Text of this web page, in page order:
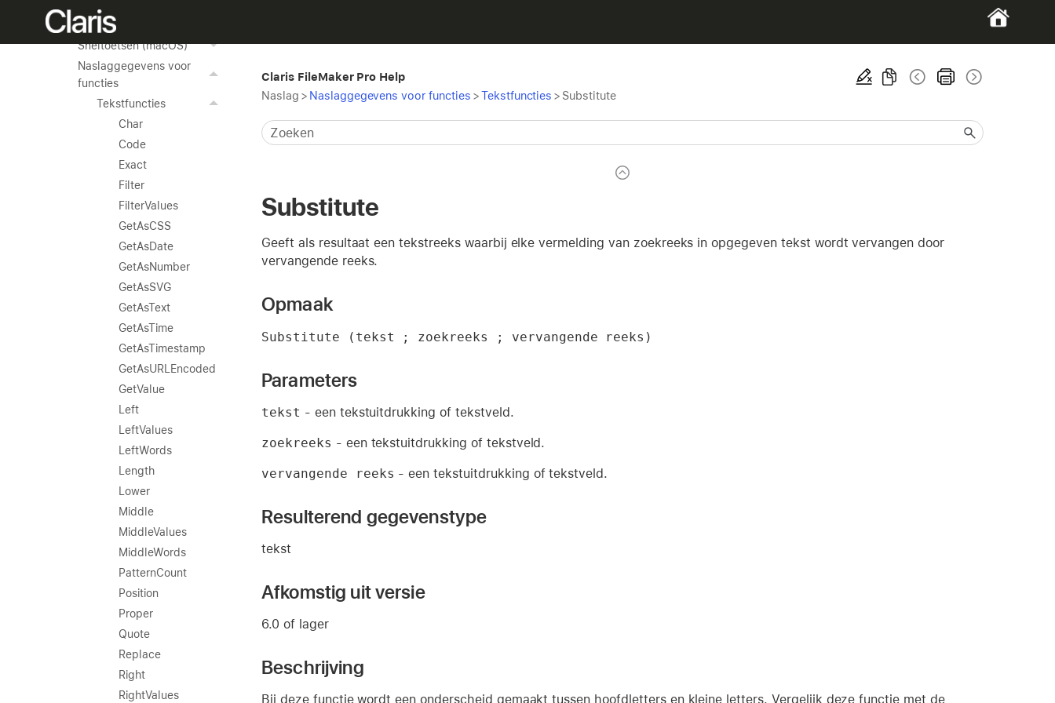
Sneltoetsen (Windows)
Sneltoetsen (macOS)
Naslaggegevens voor
functies
Tekstfuncties
Char
Code
Exact
Filter
FilterValues
GetAsCSS
GetAsDate
GetAsNumber
GetAsSVG
GetAsText
GetAsTime
GetAsTimestamp
GetAsURLEncoded
GetValue
Left
LeftValues
LeftWords
Length
Lower
Middle
MiddleValues
MiddleWords
PatternCount
Position
Proper
Quote
Replace
Right
RightValues
Claris FileMaker Pro Help
Naslag > Naslaggegevens voor functies >Tekstfuncties > Substitute
Substitute
Geeft als resultaat een tekstreeks waarbij elke vermelding van zoekreeks in opgegeven tekst wordt vervangen door
vervangende reeks.
Opmaak
Substitute (tekst ; zoekreeks ; vervangende reeks)
Parameters
tekst - een tekstuitdrukking of tekstveld.
zoekreeks - een tekstuitdrukking of tekstveld.
vervangende reeks - een tekstuitdrukking of tekstveld.
Resulterend gegevenstype
tekst
Afkomstig uit versie
6.0 of lager
Beschrijving
Bij deze functie wordt een onderscheid gemaakt tussen hoofdletters en kleine letters. Vergelijk deze functie met de